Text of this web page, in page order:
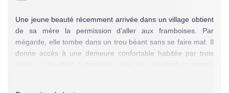
Une jeune beauté récemment arrivée dans un village obtient
de sa mère la permission d’aller aux framboises. Par
mégarde, elle tombe dans un trou béant sans se faire mal. Il
donne accès à une demeure confortable habitée par trois